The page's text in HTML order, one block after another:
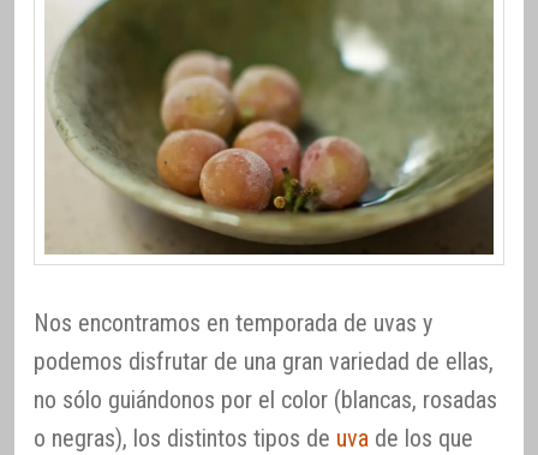
Nos encontramos en temporada de uvas y
podemos disfrutar de una gran variedad de ellas,
no sólo guiándonos por el color (blancas, rosadas
o negras), los distintos tipos de uva de los que